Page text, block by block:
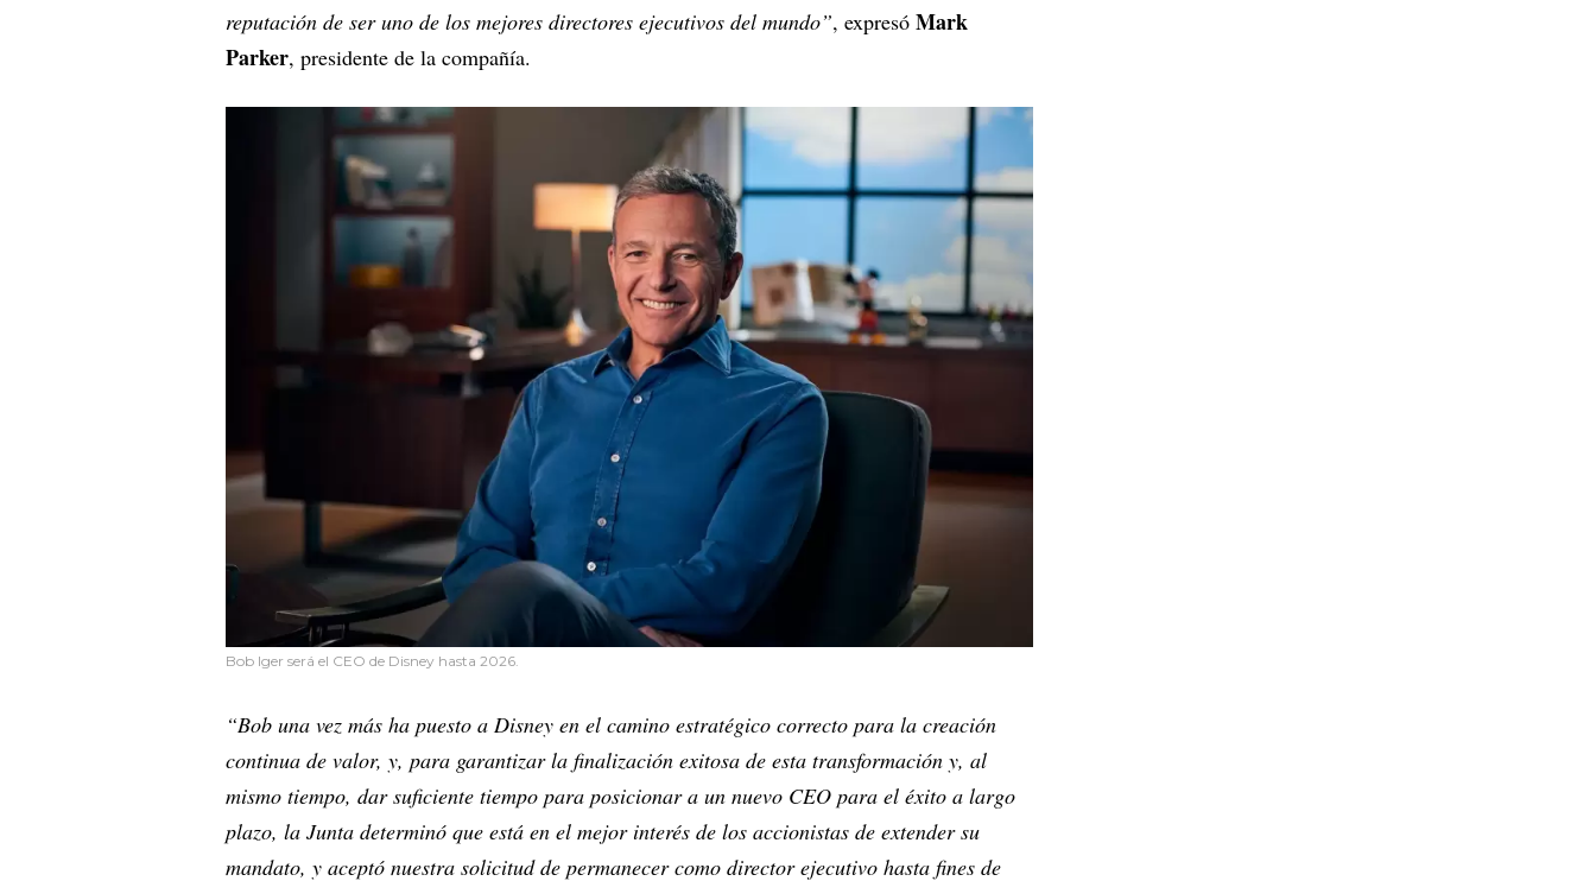
reputación de ser uno de los mejores directores ejecutivos del mundo”, expresó Mark
Parker, presidente de la compañía.
Bob Iger será el CEO de Disney hasta 2026.
“Bob una vez más ha puesto a Disney en el camino estratégico correcto para la creación
continua de valor, y, para garantizar la finalización exitosa de esta transformación y, al
mismo tiempo, dar suficiente tiempo para posicionar a un nuevo CEO para el éxito a largo
plazo, la Junta determinó que está en el mejor interés de los accionistas de extender su
mandato, y aceptó nuestra solicitud de permanecer como director ejecutivo hasta fines de